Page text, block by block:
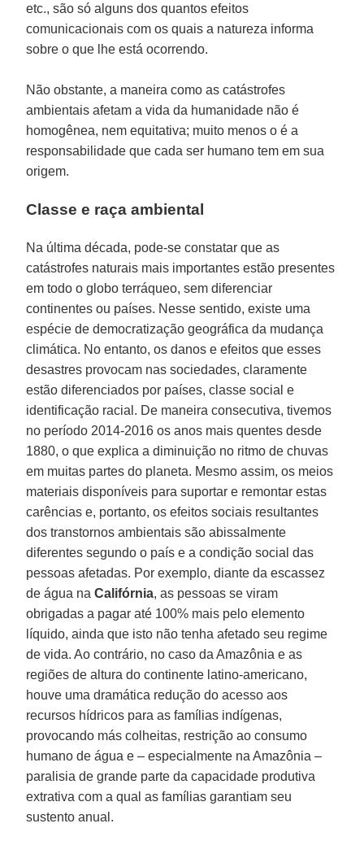
etc., são só alguns dos quantos efeitos
comunicacionais com os quais a natureza informa
sobre o que lhe está ocorrendo.
Não obstante, a maneira como as catástrofes
ambientais afetam a vida da humanidade não é
homogênea, nem equitativa; muito menos o é a
responsabilidade que cada ser humano tem em sua
origem.
Classe e raça ambiental
Na última década, pode-se constatar que as
catástrofes naturais mais importantes estão presentes
em todo o globo terráqueo, sem diferenciar
continentes ou países. Nesse sentido, existe uma
espécie de democratização geográfica da mudança
climática. No entanto, os danos e efeitos que esses
desastres provocam nas sociedades, claramente
estão diferenciados por países, classe social e
identificação racial. De maneira consecutiva, tivemos
no período 2014-2016 os anos mais quentes desde
1880, o que explica a diminuição no ritmo de chuvas
em muitas partes do planeta. Mesmo assim, os meios
materiais disponíveis para suportar e remontar estas
carências e, portanto, os efeitos sociais resultantes
dos transtornos ambientais são abissalmente
diferentes segundo o país e a condição social das
pessoas afetadas. Por exemplo, diante da escassez
de água naCalifórnia, as pessoas se viram
obrigadas a pagar até 100% mais pelo elemento
líquido, ainda que isto não tenha afetado seu regime
de vida. Ao contrário, no caso da Amazônia e as
regiões de altura do continente latino-americano,
houve uma dramática redução do acesso aos
recursos hídricos para as famílias indígenas,
provocando más colheitas, restrição ao consumo
humano de água e – especialmente na Amazônia –
paralisia de grande parte da capacidade produtiva
extrativa com a qual as famílias garantiam seu
sustento anual.